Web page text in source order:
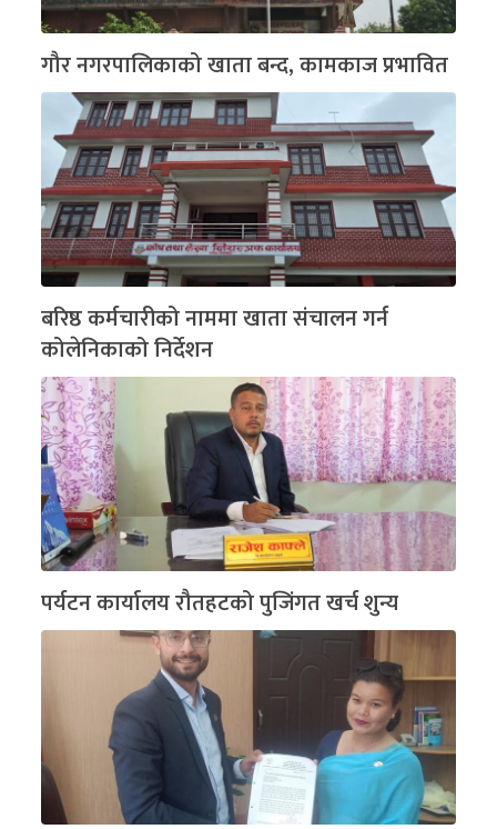
गौर नगरपालिकाको खाता बन्द, कामकाज प्रभावित
बरिष्ठ कर्मचारीको नाममा खाता संचालन गर्न
कोलेनिकाको निर्देशन
पर्यटन कार्यालय रौतहटको पुजिंगत खर्च शुन्य